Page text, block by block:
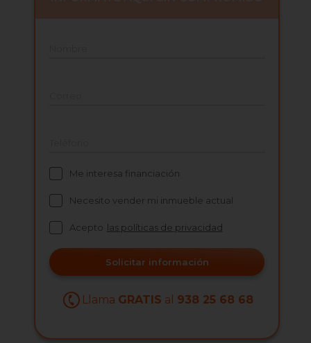
Me interesa financiación
Necesito vender mi inmueble actual
Acepto las políticas de privacidad
Solicitar información
Llama GRATIS al 938 25 68 68